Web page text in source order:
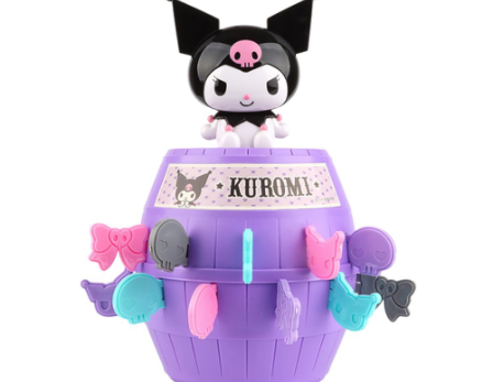
【「AFTEE先享後付」結帳流程】
１．於結帳方式選擇「AFTEE先享後付」後，將跳轉至「AFTEE先享後付」
結帳頁面，進行簡訊認證並確認金額後，即可完成結帳。
２．訂單成立數日內，您將收到繳費通知簡訊。
３．收到繳費通知簡訊後14天內，點擊此簡訊中的連結，可透過四大超商／
ATM／網路銀行／等多元方式進行付款，方視為交易完成。
※ 請注意：結帳手續完成當下不需立刻繳費，但若您需要取消訂單，請聯絡
購買商品的店家。未經商家同意取消之訂單仍視為有效，需透過AFTEE先享
※ 交易是否成功請以「AFTEE先享後付 」之結帳頁面顯示為準，若有關於
是否繳費成功／繳費後需取消欲退款等相關疑問，請聯繫「AFTEE先享後付
客戶支援中心」https://netprotections.freshdesk.com/support/home
【注意事項】
１．透過由恩沛科技股份有限公司提供之「AFTEE先享後付」服務完成之交
易，需依本服務之必要範圍內提供個人資料，並將交易相關給付款項請求債
權轉讓予恩沛科技股份有限公司。
２．關於個人資料處理事宜，請瀏覽以下網址：
https://aftee.tw/terms/#terms3
每筆NT$60，滿NT$699(含以上)免運費
每筆NT$60，滿NT$699(含以上)免運費
每筆NT$60，滿NT$699(含以上)免運費
每筆NT$60，滿NT$699(含以上)免運費
每筆NT$80，滿NT$1,000(含以上)免運費